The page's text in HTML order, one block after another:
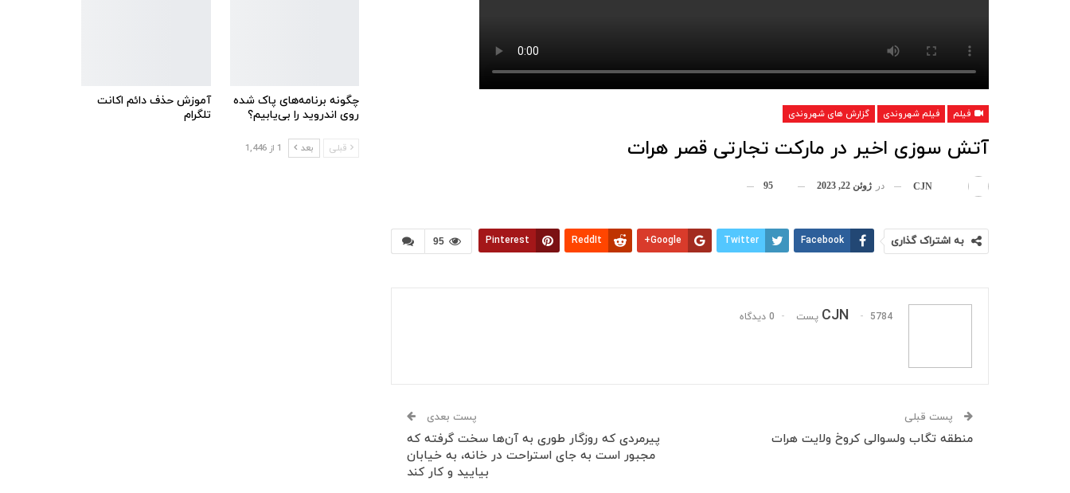
فیلم فیلم شهروندی گزارش های شهروندی
آتش سوزی اخیر در مارکت تجارتی قصر هرات
CJN در ژوئن 22, 2023 95
95 به اشتراک گذاری Facebook
Twitter
Google+
ReddIt
Pinterest
CJN 5784 پست 0 دیدگاه
پست قبلی
منطقه تگاب ولسوالی کروخ ولایت هرات
پست بعدی
پیرمردی که روزگار طوری به آن‌ها سخت گرفته که
مجبور است به جای استراحت در خانه، به خیابان
بیایید و کار کند
چگونه برنامه‌های پاک شده
روی اندروید را بی‌یابیم؟
آموزش حذف دائم اکانت
تلگرام
قبلی بعد 1 از 1,446